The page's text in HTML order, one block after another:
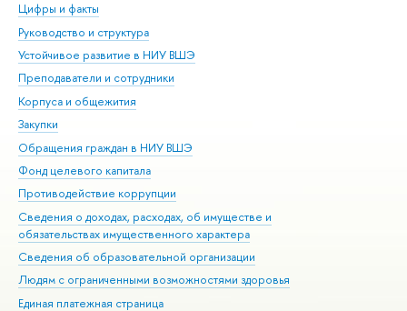
Цифры и факты
Руководство и структура
Устойчивое развитие в НИУ ВШЭ
Преподаватели и сотрудники
Корпуса и общежития
Закупки
Обращения граждан в НИУ ВШЭ
Фонд целевого капитала
Противодействие коррупции
Сведения о доходах, расходах, об имуществе и
обязательствах имущественного характера
Сведения об образовательной организации
Людям с ограниченными возможностями здоровья
Единая платежная страница